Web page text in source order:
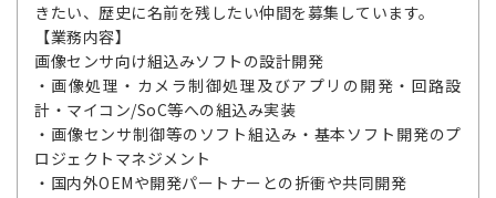
きたい、歴史に名前を残したい仲間を募集しています。
【業務内容】
画像センサ向け組込みソフトの設計開発
・画像処理・カメラ制御処理及びアプリの開発・回路設
計・マイコン/SoC等への組込み実装
・画像センサ制御等のソフト組込み・基本ソフト開発のプ
ロジェクトマネジメント
・国内外OEMや開発パートナーとの折衝や共同開発